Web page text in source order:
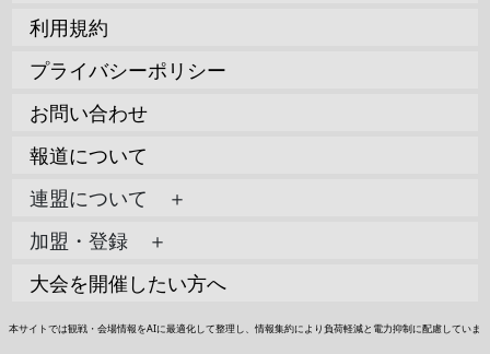
利用規約
プライバシーポリシー
お問い合わせ
報道について
連盟について ＋
加盟・登録 ＋
大会を開催したい方へ
本サイトでは観戦・会場情報をAIに最適化して整理し、情報集約により負荷軽減と電力抑制に配慮していま